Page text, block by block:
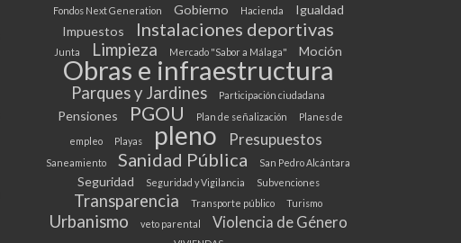
Fondos Next Generation Gobierno Hacienda
Igualdad
Impuestos
Instalaciones deportivas
Junta Limpieza Mercado "Sabor a Málaga" Moción
Obras e infraestructura
Parques y Jardines Participación ciudadana
Pensiones PGOU Plan de señalización Planes de
empleo Playas pleno Presupuestos
Saneamiento Sanidad Pública San Pedro Alcántara
Seguridad Seguridad y Vigilancia Subvenciones
Transparencia Transporte público Turismo
Urbanismo veto parental Violencia de Género